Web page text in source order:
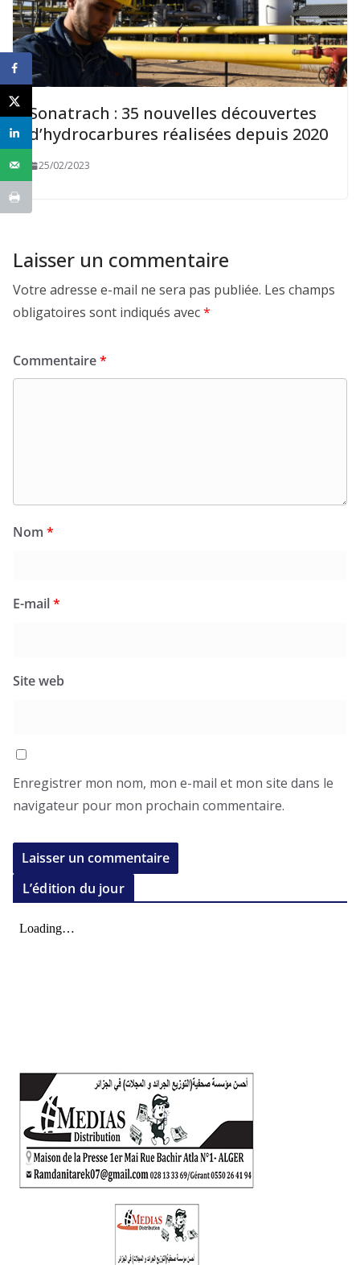
Sonatrach : 35 nouvelles découvertes
d’hydrocarbures réalisées depuis 2020
25/02/2023
Laisser un commentaire
Votre adresse e-mail ne sera pas publiée. Les champs
obligatoires sont indiqués avec*
Commentaire*
Nom *
E-mail*
Site web
Enregistrer mon nom, mon e-mail et mon site dans le
navigateur pour mon prochain commentaire.
L’édition du jour